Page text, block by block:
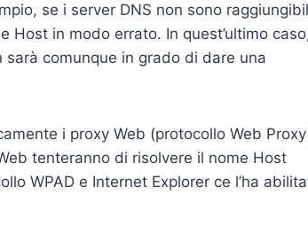
se i server DNS non sono
Host in modo errato. In quest’ultimo
comunque in grado di dare una
i proxy Web (protocollo Web Proxy
tenteranno di risolvere il nome Host
WPAD e Internet Explorer ce l’ha